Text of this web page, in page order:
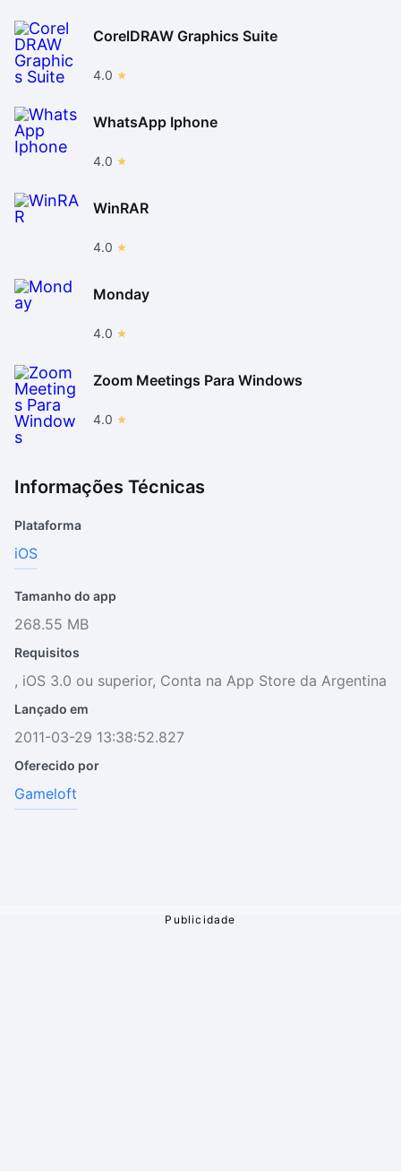
CorelDRAW Graphics Suite
4.0
WhatsApp Iphone
4.0
WinRAR
4.0
Monday
4.0
Zoom Meetings Para Windows
4.0
Informações Técnicas
Plataforma
iOS
Tamanho do app
268.55 MB
Requisitos
, iOS 3.0 ou superior, Conta na App Store da Argentina
Lançado em
2011-03-29 13:38:52.827
Oferecido por
Gameloft